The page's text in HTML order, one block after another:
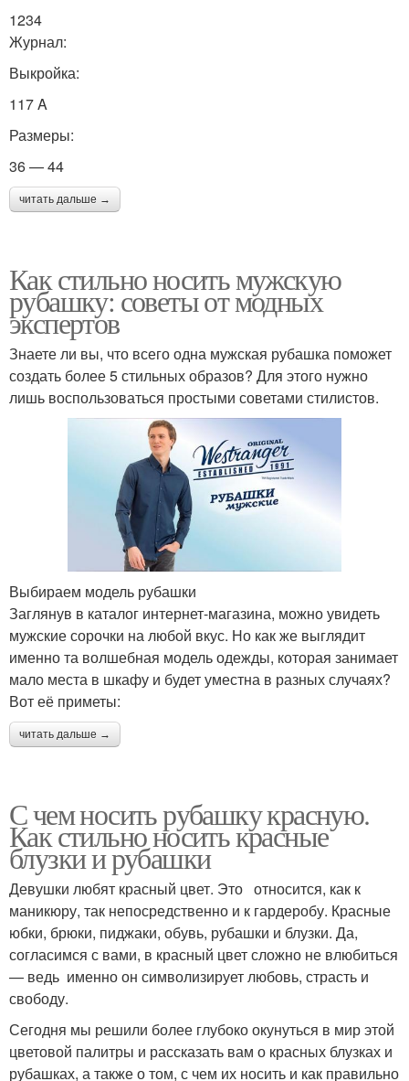
1234
Журнал:
Выкройка:
117 A
Размеры:
36 — 44
читать дальше →
Как стильно носить мужскую
рубашку: советы от модных
экспертов
Знаете ли вы, что всего одна мужская рубашка поможет
создать более 5 стильных образов? Для этого нужно
лишь воспользоваться простыми советами стилистов.
Выбираем модель рубашки
Заглянув в каталог интернет-магазина, можно увидеть
мужские сорочки на любой вкус. Но как же выглядит
именно та волшебная модель одежды, которая занимает
мало места в шкафу и будет уместна в разных случаях?
Вот её приметы:
читать дальше →
С чем носить рубашку красную.
Как стильно носить красные
блузки и рубашки
Девушки любят красный цвет. Это относится, как к
маникюру, так непосредственно и к гардеробу. Красные
юбки, брюки, пиджаки, обувь, рубашки и блузки. Да,
согласимся с вами, в красный цвет сложно не влюбиться
— ведь именно он символизирует любовь, страсть и
свободу.
Сегодня мы решили более глубоко окунуться в мир этой
цветовой палитры и рассказать вам о красных блузках и
рубашках, а также о том, с чем их носить и как правильно